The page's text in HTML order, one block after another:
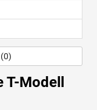
Modell
0)